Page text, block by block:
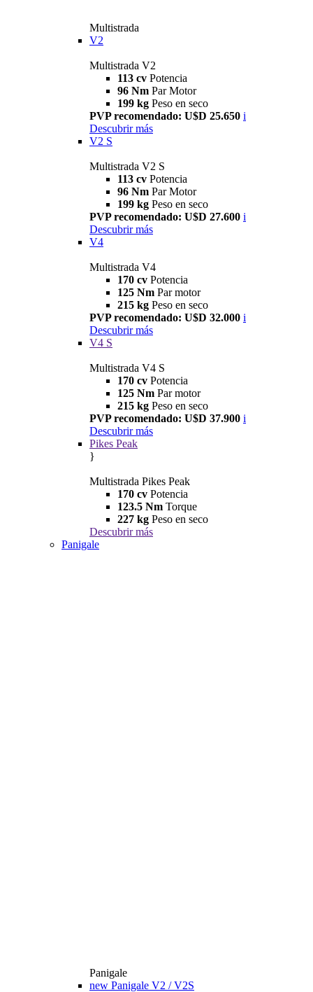
Multistrada
V2
Multistrada V2
113 cv Potencia
96 Nm Par Motor
199 kg Peso en seco
PVP recomendado: U$D 25.650 i
Descubrir más
V2 S
Multistrada V2 S
113 cv Potencia
96 Nm Par Motor
199 kg Peso en seco
PVP recomendado: U$D 27.600 i
Descubrir más
V4
Multistrada V4
170 cv Potencia
125 Nm Par motor
215 kg Peso en seco
PVP recomendado: U$D 32.000 i
Descubrir más
V4 S
Multistrada V4 S
170 cv Potencia
125 Nm Par motor
215 kg Peso en seco
PVP recomendado: U$D 37.900 i
Descubrir más
Pikes Peak
}
Multistrada Pikes Peak
170 cv Potencia
123.5 Nm Torque
227 kg Peso en seco
Descubrir más
Panigale
Panigale
new Panigale V2 / V2S